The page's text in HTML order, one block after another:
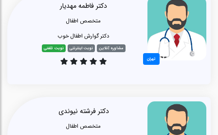
تهران
دکتر فاطمه مهدیار
متخصص اطفال
دکتر گوارش اطفال خوب
مشاوره آنلاین نوبت اینترنتی نوبت تلفنی
دکتر فرشته نیوندی
متخصص اطفال